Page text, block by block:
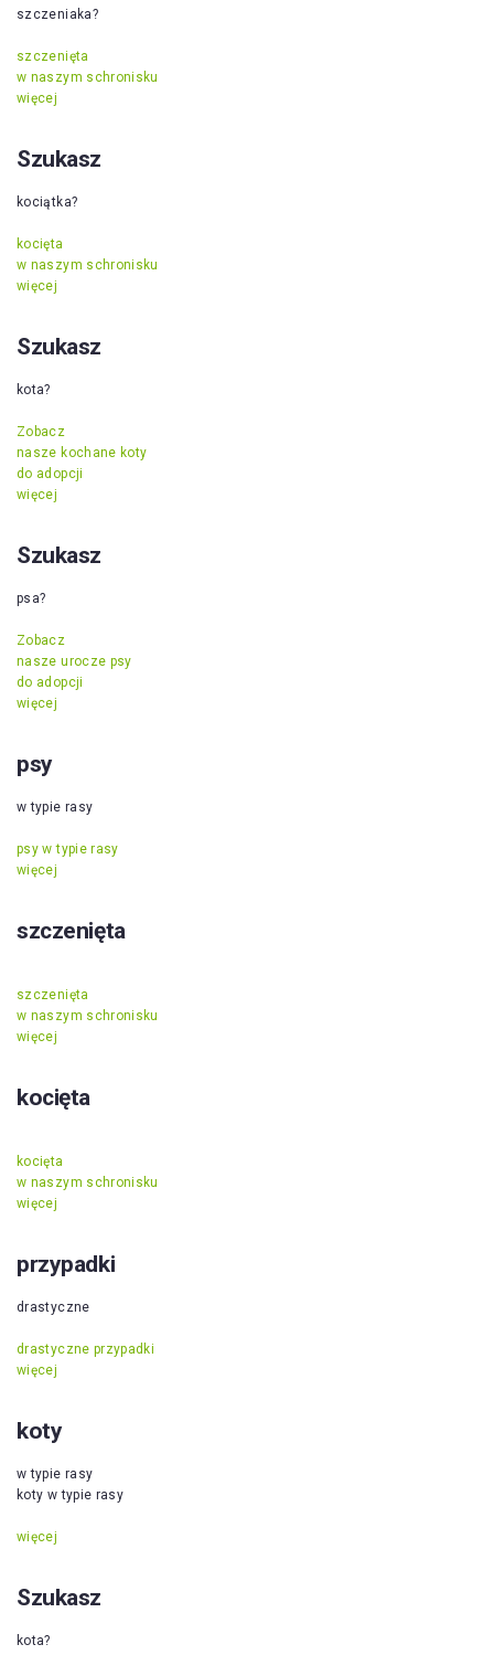
szczeniaka?
szczenięta
w naszym schronisku
więcej
Szukasz
kociątka?
kocięta
w naszym schronisku
więcej
Szukasz
kota?
Zobacz
nasze kochane koty
do adopcji
więcej
Szukasz
psa?
Zobacz
nasze urocze psy
do adopcji
więcej
psy
w typie rasy
psy w typie rasy
więcej
szczenięta
szczenięta
w naszym schronisku
więcej
kocięta
kocięta
w naszym schronisku
więcej
przypadki
drastyczne
drastyczne przypadki
więcej
koty
w typie rasy
koty w typie rasy
więcej
Szukasz
kota?